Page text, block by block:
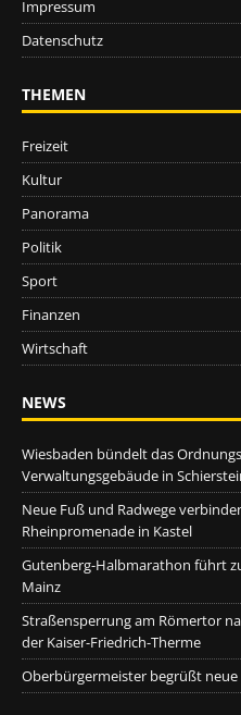
Impressum
Datenschutz
THEMEN
Freizeit
Kultur
Panorama
Politik
Sport
Finanzen
Wirtschaft
NEWS
Wiesbaden bündelt das
Verwaltungsgebäude in
Neue Fuß und Radwege
Rheinpromenade in Kastel
Gutenberg-Halbmarathon führt
Mainz
Straßensperrung am Römertor
der Kaiser-Friedrich-Therme
Oberbürgermeister begrüßt